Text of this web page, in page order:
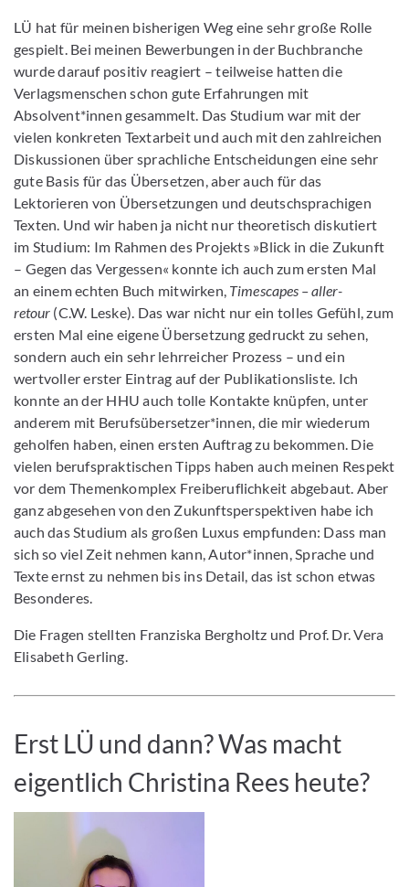
LÜ hat für meinen bisherigen Weg eine sehr große Rolle
gespielt. Bei meinen Bewerbungen in der Buchbranche
wurde darauf positiv reagiert – teilweise hatten die
Verlagsmenschen schon gute Erfahrungen mit
Absolvent*innen gesammelt. Das Studium war mit der
vielen konkreten Textarbeit und auch mit den zahlreichen
Diskussionen über sprachliche Entscheidungen eine sehr
gute Basis für das Übersetzen, aber auch für das
Lektorieren von Übersetzungen und deutschsprachigen
Texten. Und wir haben ja nicht nur theoretisch diskutiert
im Studium: Im Rahmen des Projekts »Blick in die Zukunft
– Gegen das Vergessen« konnte ich auch zum ersten Mal
an einem echten Buch mitwirken, Timescapes – aller-
retour (C.W. Leske). Das war nicht nur ein tolles Gefühl, zum
ersten Mal eine eigene Übersetzung gedruckt zu sehen,
sondern auch ein sehr lehrreicher Prozess – und ein
wertvoller erster Eintrag auf der Publikationsliste. Ich
konnte an der HHU auch tolle Kontakte knüpfen, unter
anderem mit Berufsübersetzer*innen, die mir wiederum
geholfen haben, einen ersten Auftrag zu bekommen. Die
vielen berufspraktischen Tipps haben auch meinen Respekt
vor dem Themenkomplex Freiberuflichkeit abgebaut. Aber
ganz abgesehen von den Zukunftsperspektiven habe ich
auch das Studium als großen Luxus empfunden: Dass man
sich so viel Zeit nehmen kann, Autor*innen, Sprache und
Texte ernst zu nehmen bis ins Detail, das ist schon etwas
Besonderes.
Die Fragen stellten Franziska Bergholtz und Prof. Dr. Vera
Elisabeth Gerling.
Erst LÜ und dann? Was macht
eigentlich Christina Rees heute?